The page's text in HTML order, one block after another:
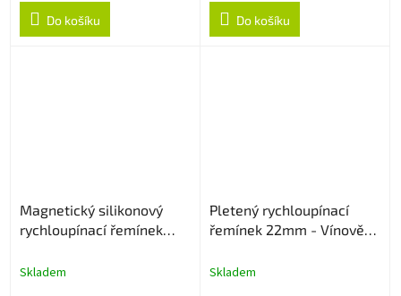
Do košíku Do košíku
Magnetický silikonový
rychloupínací řemínek
Skladem
Pletený rychloupínací
řemínek 22mm - Vínově
Skladem